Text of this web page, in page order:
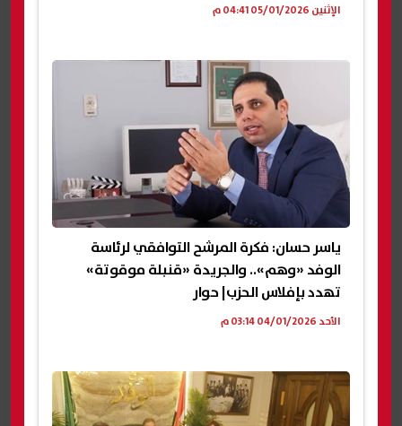
الإثنين 05/01/2026 04:41 م
ياسر حسان: فكرة المرشح التوافقي لرئاسة
الوفد «وهم».. والجريدة «قنبلة موقوتة»
تهدد بإفلاس الحزب| حوار
الأحد 04/01/2026 03:14 م